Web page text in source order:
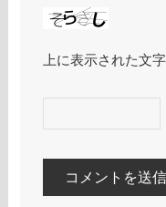
上に表示された文